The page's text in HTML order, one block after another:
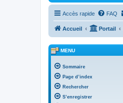
Accès rapide FAQ
Accueil Portail
MENU
Sommaire
Page d’index
Rechercher
S’enregistrer